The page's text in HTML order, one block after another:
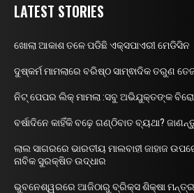
LATEST STORIES
ଖୋଲା ଆକାଶ ତଳେ ପଡିଛି ଏକ୍ସପାଏରୀ ମେଡିସିନ
ଦୁଷ୍କର୍ମ ମାମଲାରେ ବରିଷ୍ଠ ସାମ୍ଵାଦିକ ତରୁଣ
ନିଟ୍ ପେପର ଲିକ୍ ମାମଲା :ସବୁ ଅଭିଯୁକ୍ତଙ୍କ
ବର୍ଷାଦିନେ କାହିଁକି ବଢ଼େ ଗଣ୍ଠିବାତ ବ୍ୟଥା?
ଲାଲ ସାଗରରେ ଭାରତୀୟ ମାଲବାହୀ ଜାହାଜ
ନାବିକ ସୁରକ୍ଷିତ ଉଦ୍ଧାର
ଭୁବନେଶ୍ୱରରେ ଆଜିଠାରୁ ବ୍ରିକ୍ସ ଶିକ୍ଷା